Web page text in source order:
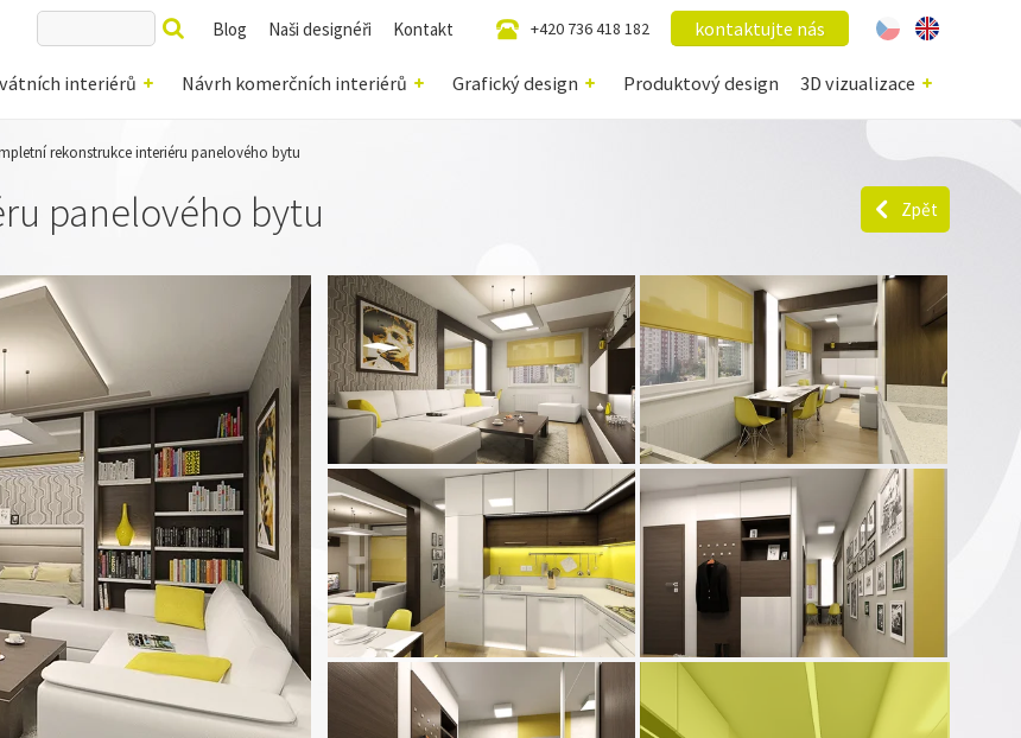
interiérů Návrh komerčních interiérů Grafický design Produktový design 3D vizualizace
Blog Naši designéři Kontakt +420 736 418 182 kontaktujte nás
rekonstrukce interiéru panelového bytu
panelového bytu Zpět